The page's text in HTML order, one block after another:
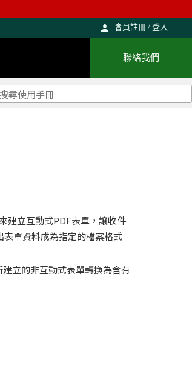
會員註冊 / 登入
聯絡我們
建立互動式PDF表單，讓收件
單資料成為指定的檔案格式
立的非互動式表單轉換為含有